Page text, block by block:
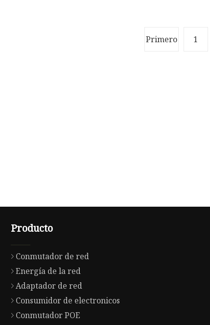
Primero 1
Producto
Conmutador de red
Energía de la red
Adaptador de red
Consumidor de electronicos
Conmutador POE